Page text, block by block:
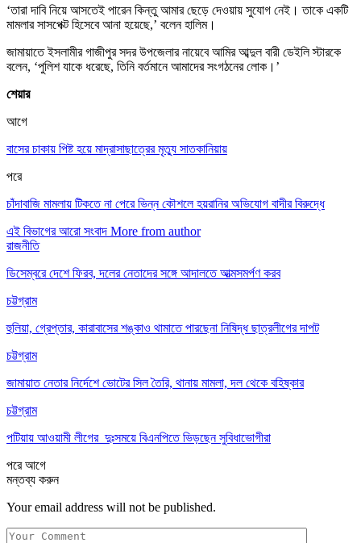
‘তারা দাবি নিয়ে আসতেই পারেন কিন্তু আমার ছেড়ে দেওয়ায় সুযোগ নেই। তাকে একটি
মামলার সাসপেক্ট হিসেবে আনা হয়েছে,’ বলেন হালিম।
জামায়াতে ইসলামীর গাজীপুর সদর উপজেলার নায়েবে আমির আব্দুল বারী ডেইলি স্টারকে
বলেন, ‘পুলিশ যাকে ধরেছে, তিনি বর্তমানে আমাদের সংগঠনের লোক।’
শেয়ার
আগে
বাসের চাকায় পিষ্ট হয়ে মাদ্রাসাছাত্রের মৃত্যু সাতকানিয়ায়
পরে
চাঁদাবাজি মামলায় টিকতে না পেরে ভিন্ন কৌশলে হয়রানির অভিযোগ বাদীর বিরুদ্ধে
এই বিভাগের আরো সংবাদ More from author
রাজনীতি
ডিসেম্বরে দেশে ফিরব, দলের নেতাদের সঙ্গে আদালতে আত্মসমর্পণ করব
চট্টগ্রাম
হুলিয়া, গ্রেপ্তার, কারাবাসের শঙ্কাও থামাতে পারছেনা নিষিদ্ধ ছাত্রলীগের দাপট
চট্টগ্রাম
জামায়াত নেতার নির্দেশে ভোটের সিল তৈরি, থানায় মামলা, দল থেকে বহিষ্কার
চট্টগ্রাম
পটিয়ায় আওয়ামী লীগের দুঃসময়ে বিএনপিতে ভিড়ছেন সুবিধাভোগীরা
পরেআগে
মন্তব্য করুন
Your email address will not be published.